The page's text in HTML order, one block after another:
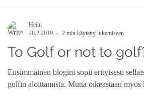
To Golf or not to
Ensimmäinen blogini sopii erityisesti
golfin aloittamista. Mutta oikeastaan
Heini
20.2.2019
2 min käytetty lukemiseen